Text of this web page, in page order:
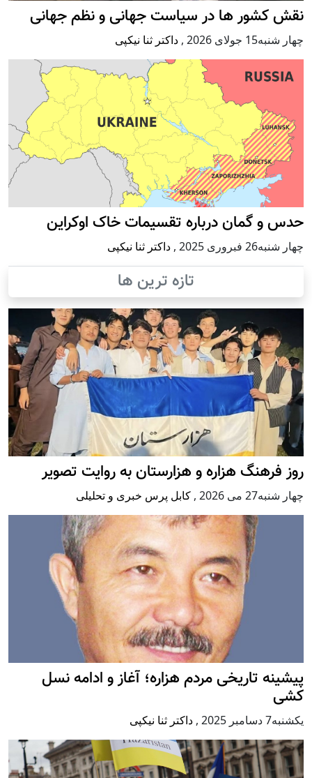
نقش کشور ها در سیاست جهانی و نظم جهانی
چهار شنبه15 جولای 2026 , داکتر ثنا نیکپی
حدس و گمان درباره تقسیمات خاک اوکراین
چهار شنبه26 فبروری 2025 , داکتر ثنا نیکپی
تازه ترین ها
روز فرهنگ هزاره و هزارستان به روایت تصویر
چهار شنبه27 می 2026 , کابل پرس خبری و تحلیلی
پيشينه تاريخی مردم هزاره؛ آغاز و ادامه نسل
کشی
يكشنبه7 دسامبر 2025 , داکتر ثنا نیکپی